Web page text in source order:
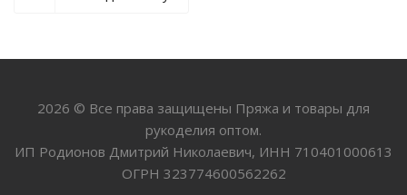
2026 © Все права защищены Пряжа и товары для
рукоделия оптом.
ИП Родионов Дмитрий Николаевич, ИНН 710401000613
ОГРН 323774600562262